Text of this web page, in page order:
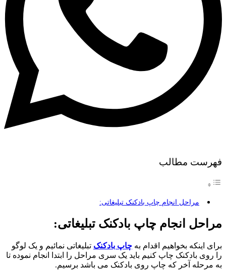
فهرست مطالب
مراحل انجام چاپ بادکنک تبلیغاتی:
مراحل انجام چاپ بادکنک تبلیغاتی:
برای اینکه بخواهیم اقدام به چاپ بادکنک تبلیغاتی نمائیم و یک لوگو
را روی بادکنک چاپ کنیم باید یک سری مراحل را ابتدا انجام نموده تا
به مرحله آخر که چاپ روی بادکنک می باشد برسیم.